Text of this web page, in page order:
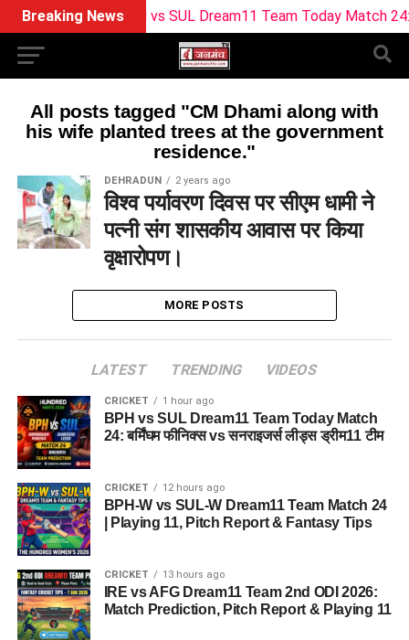
Breaking NewsBPH vs SUL Dream11 Team Today Match 24:
All posts tagged "CM Dhami along with
his wife planted trees at the government
residence."
DEHRADUN 2 years ago
विश्व पर्यावरण दिवस पर सीएम धामी ने
पत्नी संग शासकीय आवास पर किया
वृक्षारोपण।
MORE POSTS
LATEST TRENDING VIDEOS
CRICKET 1 hour ago
BPH vs SUL Dream11 Team Today Match
24: बर्मिंघम फीनिक्स vs सनराइजर्स लीड्स ड्रीम11 टीम
CRICKET 12 hours ago
BPH-W vs SUL-W Dream11 Team Match 24
| Playing 11, Pitch Report & Fantasy Tips
CRICKET 13 hours ago
IRE vs AFG Dream11 Team 2nd ODI 2026:
Match Prediction, Pitch Report & Playing 11